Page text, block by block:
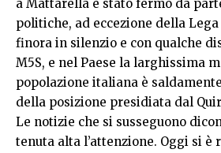
a Mattarella è stato fermo da
politiche, ad eccezione della
finora in silenzio e con qualche
M5S, e nel Paese la larghissima
popolazione italiana è
della posizione presidiata dal
Le notizie che si susseguono
tenuta alta l’attenzione. Oggi si è